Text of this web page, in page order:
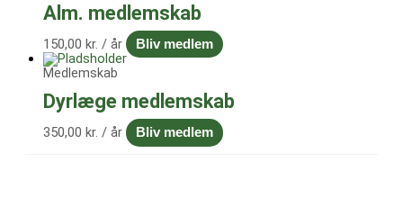
Alm. medlemskab
150,00 kr. / år Bliv medlem
Medlemskab
Dyrlæge medlemskab
350,00 kr. / år Bliv medlem